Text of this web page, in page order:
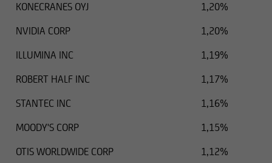
KONECRANES OYJ
1,20%
NVIDIA CORP
1,20%
ILLUMINA INC
1,19%
ROBERT HALF INC
1,17%
STANTEC INC
1,16%
MOODY'S CORP
1,15%
OTIS WORLDWIDE CORP
1,12%